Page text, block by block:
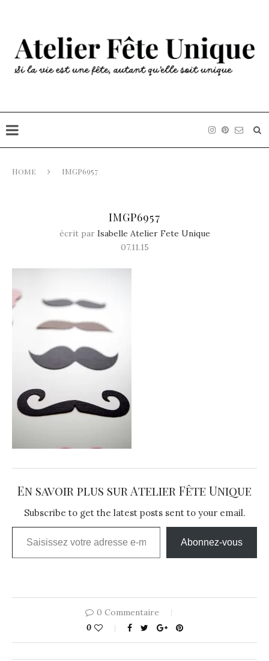
Home IMGP6957
IMGP6957
écrit par Isabelle Atelier Fete Unique
07.11.15
En savoir plus sur Atelier Fête Unique
Subscribe to get the latest posts sent to your email.
Saisissez votre adresse e-mail…
Abonnez-vous
0 Commentaire
0